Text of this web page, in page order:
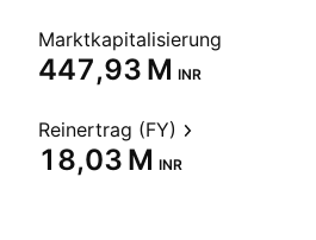
Marktkapitalisierung
‪447,93 M‬ INR
Reinertrag (FY)
‪18,03 M‬ INR